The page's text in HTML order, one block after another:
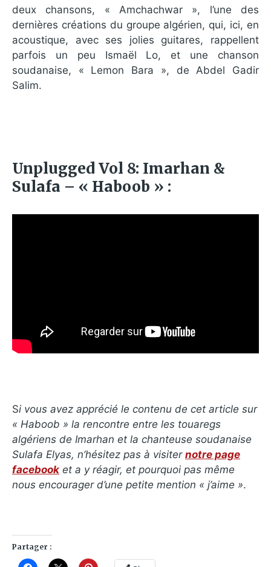
deux chansons, « Amchachwar », l’une des
dernières créations du groupe algérien, qui, ici, en
acoustique, avec ses jolies guitares, rappellent
parfois un peu Ismaël Lo, et une chanson
soudanaise, « Lemon Bara », de Abdel Gadir
Salim.
Unplugged Vol 8: Imarhan &
Sulafa – « Haboob » :
Si vous avez apprécié le contenu de cet article sur
« Haboob » la rencontre entre les touaregs
algériens de Imarhan et la chanteuse soudanaise
Sulafa Elyas, n’hésitez pas à visiter notre page
facebook et a y réagir, et pourquoi pas même
nous encourager d’une petite mention « j’aime ».
Partager :